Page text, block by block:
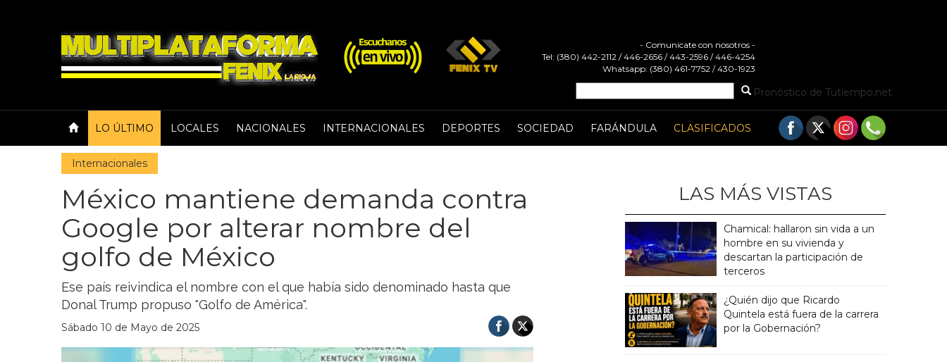
- Comunicate con nosotros -
Tel: (380) 442-2112 / 446-2656 / 443-2596 / 446-4254
Whatsapp: (380) 461-7752 / 430-1923
Pronóstico de Tutiempo.net
LO ÚLTIMO LOCALES NACIONALES INTERNACIONALES DEPORTES SOCIEDAD FARÁNDULA CLASIFICADOS
Internacionales
México mantiene demanda contra
Google por alterar nombre del
golfo de México
Ese país reivindica el nombre con el que había sido denominado hasta que
Donal Trump propuso "Golfo de América".
Sábado 10 de Mayo de 2025
LAS MÁS VISTAS
Chamical: hallaron sin vida a un
hombre en su vivienda y
descartan la participación de
terceros
¿Quién dijo que Ricardo
Quintela está fuera de la carrera
por la Gobernación?